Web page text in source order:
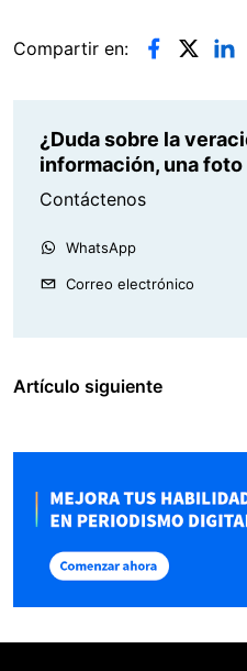
Compartir en:
¿Duda sobre la
información, una foto
Contáctenos
WhatsApp
Correo electrónico
Artículo siguiente